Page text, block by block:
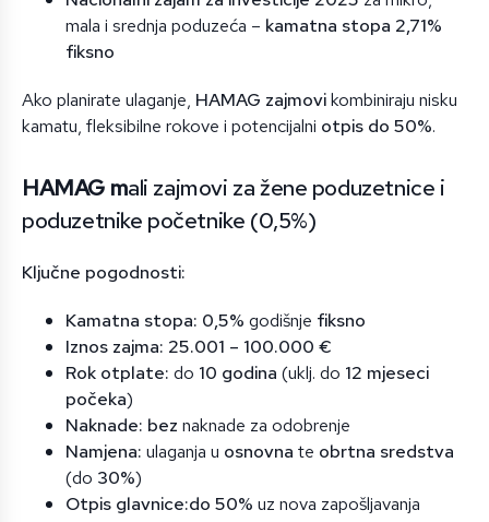
mala i srednja poduzeća – kamatna stopa 2,71%
fiksno
Ako planirate ulaganje, HAMAG zajmovikombiniraju nisku
kamatu, fleksibilne rokove i potencijalni otpis do 50%.
HAMAG mali zajmovi za žene poduzetnice i
poduzetnike početnike (0,5%)
Ključne pogodnosti:
Kamatna stopa: 0,5% godišnje fiksno
Iznos zajma: 25.001 – 100.000 €
Rok otplate: do 10 godina (uklj. do 12 mjeseci
počeka)
Naknade: bez naknade za odobrenje
Namjena: ulaganja u osnovna te obrtna sredstva
(do 30%)
Otpis glavnice:do 50% uz nova zapošljavanja